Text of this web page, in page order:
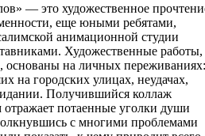
— это художественное
еще юными ребятами,
анимационной студии
Художественные работы,
основаны на личных переживаниях:
на городских улицах, неудачах,
Получившийся коллаж
потаенные уголки души
с многими проблемами